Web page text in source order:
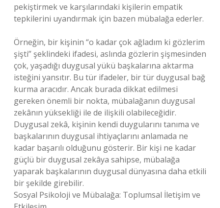
pekiştirmek ve karşılarındaki kişilerin empatik
tepkilerini uyandırmak için bazen mübalağa ederler.
Örneğin, bir kişinin “o kadar çok ağladım ki gözlerim
şişti” şeklindeki ifadesi, aslında gözlerin şişmesinden
çok, yaşadığı duygusal yükü başkalarına aktarma
isteğini yansıtır. Bu tür ifadeler, bir tür duygusal bağ
kurma aracıdır. Ancak burada dikkat edilmesi
gereken önemli bir nokta, mübalağanın duygusal
zekânın yüksekliği ile de ilişkili olabileceğidir.
Duygusal zekâ, kişinin kendi duygularını tanıma ve
başkalarının duygusal ihtiyaçlarını anlamada ne
kadar başarılı olduğunu gösterir. Bir kişi ne kadar
güçlü bir duygusal zekâya sahipse, mübalağa
yaparak başkalarının duygusal dünyasına daha etkili
bir şekilde girebilir.
Sosyal Psikoloji ve Mübalağa: Toplumsal İletişim ve